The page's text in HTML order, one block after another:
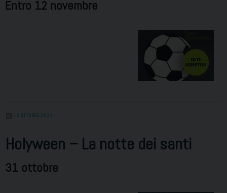
Entro 12 novembre
16 OTTOBRE 2023
Holyween – La notte dei santi
31 ottobre